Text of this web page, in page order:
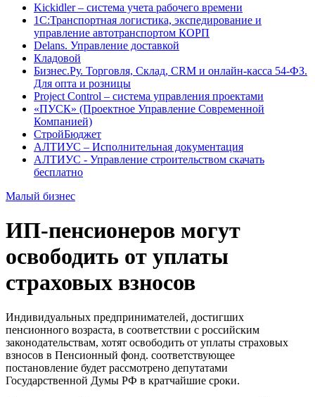
Kickidler – система учета рабочего времени
1С:Транспортная логистика, экспедирование и
управление автотранспортом КОРП
Delans. Управление доставкой
Кладовой
Бизнес.Ру. Торговля, Склад, CRM и онлайн-касса 54-ФЗ.
Для опта и розницы
Project Сontrol – система управления проектами
«ПУСК» (Проектное Управление Современной
Компанией)
СтройБюджет
АЛТИУС – Исполнительная документация
АЛТИУС - Управление строительством скачать
бесплатно
Малый бизнес
ИП-пенсионеров могут
освободить от уплаты
страховых взносов
Индивидуальных предпринимателей, достигших
пенсионного возраста, в соответствии с российским
законодательствам, хотят освободить от уплаты страховых
взносов в Пенсионный фонд. соответствующее
постановление будет рассмотрено депутатами
Государственной Думы РФ в кратчайшие сроки.